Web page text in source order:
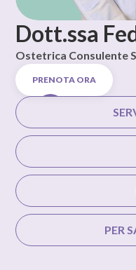
Dott.ssa
Ostetrica Consulente
PRENOTA ORA
PER